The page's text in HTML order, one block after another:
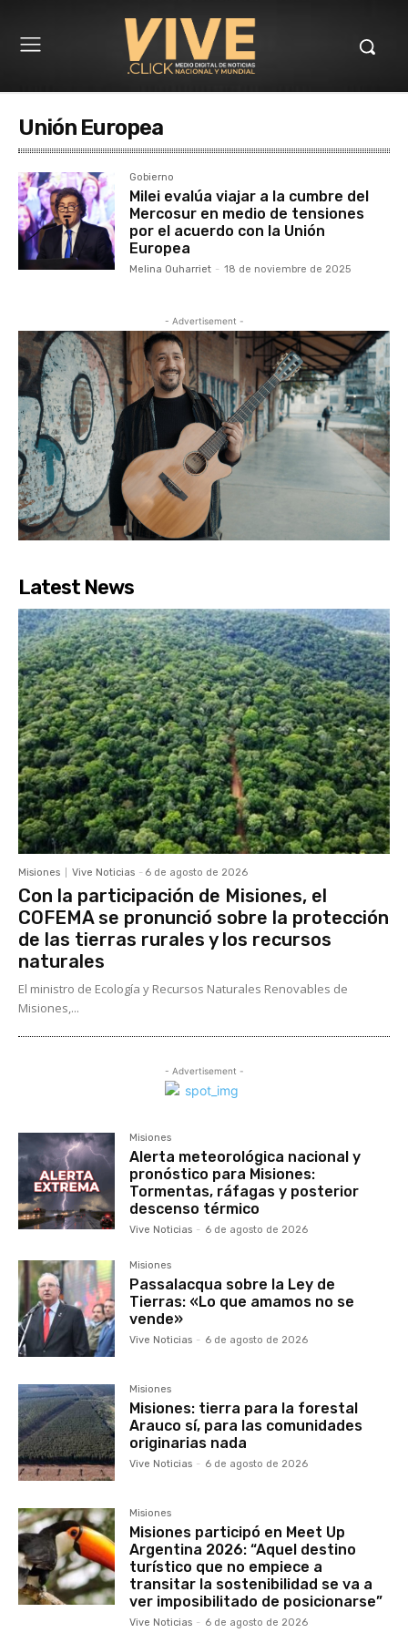
Unión Europea
Gobierno
Milei evalúa viajar a la cumbre del
Mercosur en medio de tensiones
por el acuerdo con la Unión
Europea
Melina Ouharriet - 18 de noviembre de 2025
- Advertisement -
Latest News
Misiones Vive Noticias - 6 de agosto de 2026
Con la participación de Misiones, el
COFEMA se pronunció sobre la protección
de las tierras rurales y los recursos
naturales
El ministro de Ecología y Recursos Naturales Renovables de
Misiones,...
- Advertisement -
Misiones
Alerta meteorológica nacional y
pronóstico para Misiones:
Tormentas, ráfagas y posterior
descenso térmico
Vive Noticias - 6 de agosto de 2026
Misiones
Passalacqua sobre la Ley de
Tierras: «Lo que amamos no se
vende»
Vive Noticias - 6 de agosto de 2026
Misiones
Misiones: tierra para la forestal
Arauco sí, para las comunidades
originarias nada
Vive Noticias - 6 de agosto de 2026
Misiones
Misiones participó en Meet Up
Argentina 2026: “Aquel destino
turístico que no empiece a
transitar la sostenibilidad se va a
ver imposibilitado de posicionarse”
Vive Noticias - 6 de agosto de 2026